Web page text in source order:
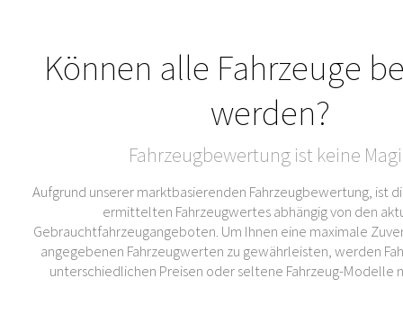
Können alle Fahrzeuge
werden?
Fahrzeugbewertung ist keine
Aufgrund unserer marktbasierenden Fahrzeugbewertung, ist
ermittelten Fahrzeugwertes abhängig von den
Gebrauchtfahrzeugangeboten. Um Ihnen eine maximale
angegebenen Fahrzeugwerten zu gewährleisten, werden
unterschiedlichen Preisen oder seltene Fahrzeug-